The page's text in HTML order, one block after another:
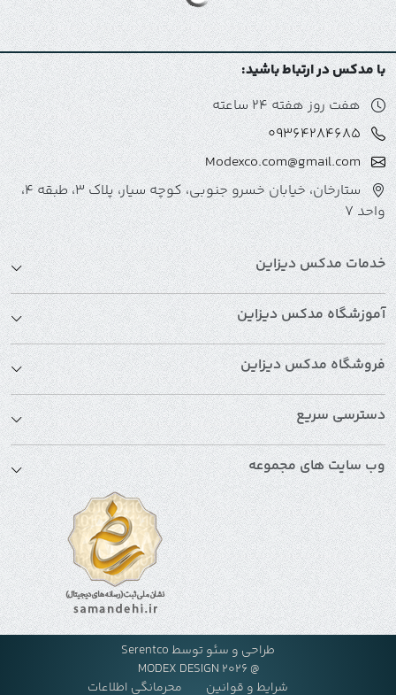
با مدکس در ارتباط باشید:
هفت روز هفته 24 ساعته
09364284685
Modexco.com@gmail.com
ستارخان، خیابان خسرو جنوبی، کوچه سیار، پلاک 3، طبقه 4،
واحد 7
خدمات مدکس دیزاین
آموزشگاه مدکس دیزاین
فروشگاه مدکس دیزاین
دسترسی سریع
وب سایت های مجموعه
طراحی و سئو توسط Serentco
@ MODEX DESIGN 2026
شرایط و قوانین
محرمانگی اطلاعات